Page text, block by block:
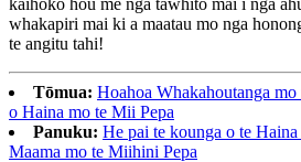
whakapiri mai ki a maatau mo nga
te angitu tahi!
Tōmua: Hoahoa Whakahoutanga
o Haina mo te Mii Pepa
Panuku: He pai te kounga o te
Maama mo te Miihini Pepa